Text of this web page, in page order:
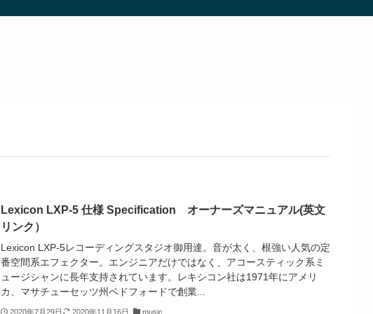
Lexicon LXP-5 仕様 Specification オーナーズマニュアル(英文
リンク）
Lexicon LXP-5レコーディングスタジオ御用達。音が太く、根強い人気の定
番空間系エフェクター。エンジニアだけではなく、アコースティック系ミ
ュージシャンに長年支持されています。レキシコン社は1971年にアメリ
カ、マサチューセッツ州ベドフォードで創業...
2020年7月29日 2020年11月16日 music